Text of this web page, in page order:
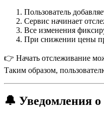
Пользователь
Сервис начинает
Все изменения
При снижении цены
👉 Начать отслеживание
Таким образом,
🔔 Уведомления